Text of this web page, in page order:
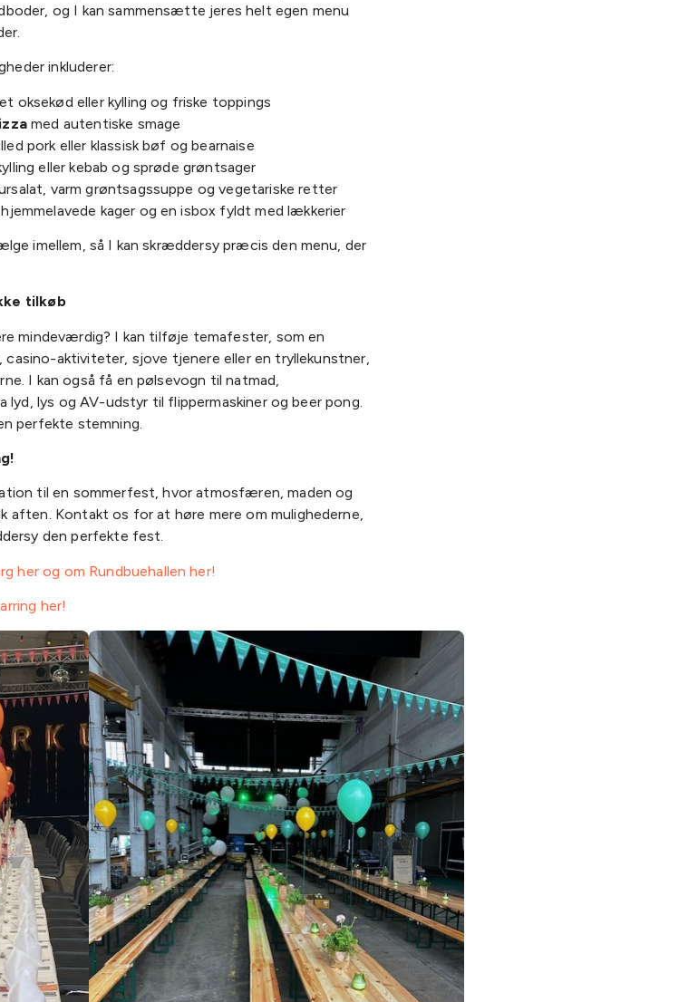
og I kan sammensætte jeres helt egen menu
inkluderer:
oksekød eller kylling og friske toppings
med autentiske smage
pork eller klassisk bøf og bearnaise
eller kebab og sprøde grøntsager
varm grøntsagssuppe og vegetariske retter
kager og en isbox fyldt med lækkerier
imellem, så I kan skræddersy præcis den menu, der
tilkøb
mindeværdig? I kan tilføje temafester, som en
aktiviteter, sjove tjenere eller en tryllekunstner,
I kan også få en pølsevogn til natmad,
lys og AV-udstyr til flippermaskiner og beer pong.
perfekte stemning.
til en sommerfest, hvor atmosfæren, maden og
aften. Kontakt os for at høre mere om mulighederne,
den perfekte fest.
her og om Rundbuehallen her!
her!